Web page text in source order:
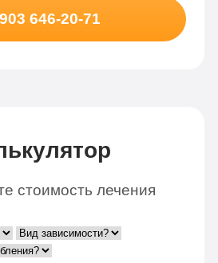
646-20-71
стоимость лечения